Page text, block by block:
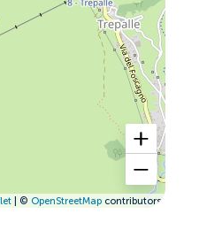
| © OpenStreetMapcontributors